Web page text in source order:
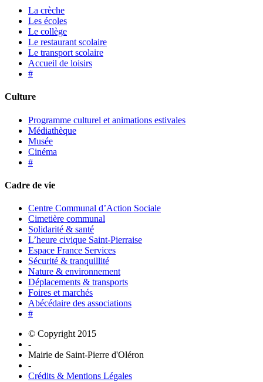
La crèche
Les écoles
Le collège
Le restaurant scolaire
Le transport scolaire
Accueil de loisirs
#
Culture
Programme culturel et animations estivales
Médiathèque
Musée
Cinéma
#
Cadre de vie
Centre Communal d’Action Sociale
Cimetière communal
Solidarité & santé
L’heure civique Saint-Pierraise
Espace France Services
Sécurité & tranquillité
Nature & environnement
Déplacements & transports
Foires et marchés
Abécédaire des associations
#
© Copyright 2015
-
Mairie de Saint-Pierre d'Oléron
-
Crédits & Mentions Légales